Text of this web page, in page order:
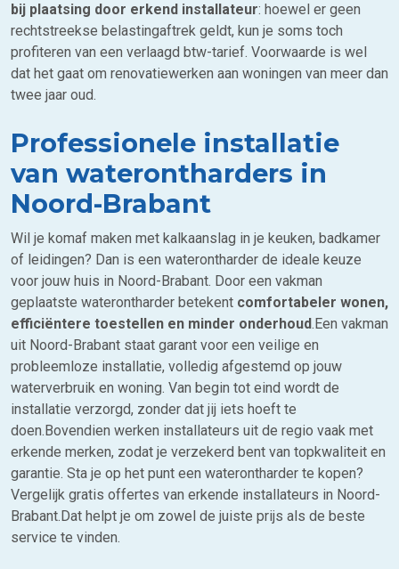
bij plaatsing door erkend installateur: hoewel er geen
rechtstreekse belastingaftrek geldt, kun je soms toch
profiteren van een verlaagd btw-tarief. Voorwaarde is wel
dat het gaat om renovatiewerken aan woningen van meer dan
twee jaar oud.
Professionele installatie
van waterontharders in
Noord-Brabant
Wil je komaf maken met kalkaanslag in je keuken, badkamer
of leidingen? Dan is een waterontharder de ideale keuze
voor jouw huis in Noord-Brabant. Door een vakman
geplaatste waterontharder betekent comfortabeler wonen,
efficiëntere toestellen en minder onderhoud.Een vakman
uit Noord-Brabant staat garant voor een veilige en
probleemloze installatie, volledig afgestemd op jouw
waterverbruik en woning. Van begin tot eind wordt de
installatie verzorgd, zonder dat jij iets hoeft te
doen.Bovendien werken installateurs uit de regio vaak met
erkende merken, zodat je verzekerd bent van topkwaliteit en
garantie. Sta je op het punt een waterontharder te kopen?
Vergelijk gratis offertes van erkende installateurs in Noord-
Brabant.Dat helpt je om zowel de juiste prijs als de beste
service te vinden.